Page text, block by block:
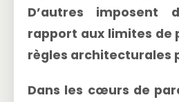
D’autres imposent
rapport aux limites de
règles architecturales
Dans les cœurs de